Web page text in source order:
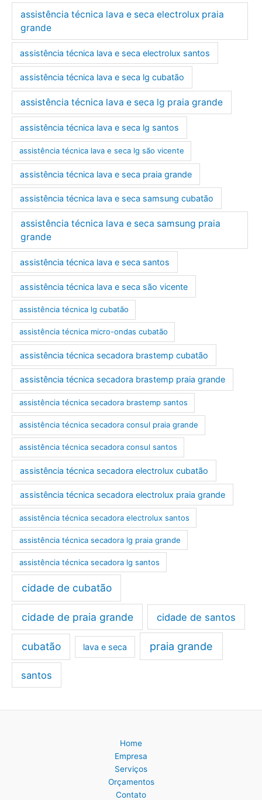
assistência técnica lava e seca electrolux praia
grande
assistência técnica lava e seca electrolux santos
assistência técnica lava e seca lg cubatão
assistência técnica lava e seca lg praia grande
assistência técnica lava e seca lg santos
assistência técnica lava e seca lg são vicente
assistência técnica lava e seca praia grande
assistência técnica lava e seca samsung cubatão
assistência técnica lava e seca samsung praia
grande
assistência técnica lava e seca santos
assistência técnica lava e seca são vicente
assistência técnica lg cubatão
assistência técnica micro-ondas cubatão
assistência técnica secadora brastemp cubatão
assistência técnica secadora brastemp praia grande
assistência técnica secadora brastemp santos
assistência técnica secadora consul praia grande
assistência técnica secadora consul santos
assistência técnica secadora electrolux cubatão
assistência técnica secadora electrolux praia grande
assistência técnica secadora electrolux santos
assistência técnica secadora lg praia grande
assistência técnica secadora lg santos
cidade de cubatão
cidade de praia grande cidade de santos
cubatão lava e seca praia grande
santos
Home
Empresa
Serviços
Orçamentos
Contato